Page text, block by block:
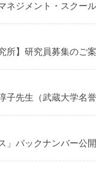
ネジメント・スクー
所】研究員募集のご
子先生（武蔵大学名
」バックナンバー公